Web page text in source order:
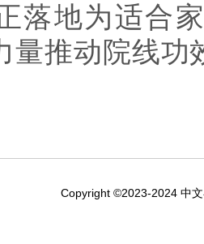
落地为适合
量推动院线
Copyright ©2023-2024 中